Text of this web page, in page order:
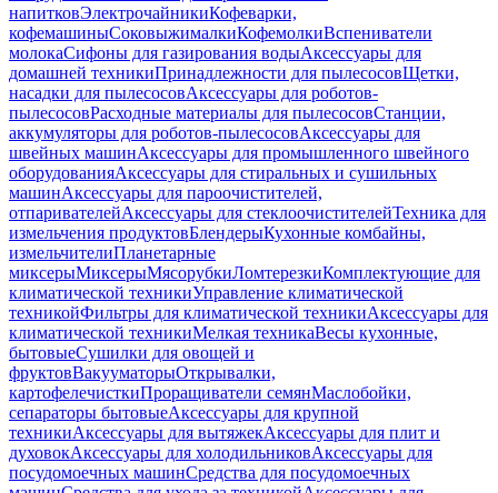
напитковЭлектрочайникиКофеварки,
кофемашиныСоковыжималкиКофемолкиВспениватели
молокаСифоны для газирования водыАксессуары для
домашней техникиПринадлежности для пылесосовЩетки,
насадки для пылесосовАксессуары для роботов-
пылесосовРасходные материалы для пылесосовСтанции,
аккумуляторы для роботов-пылесосовАксессуары для
швейных машинАксессуары для промышленного швейного
оборудованияАксессуары для стиральных и сушильных
машинАксессуары для пароочистителей,
отпаривателейАксессуары для стеклоочистителейТехника для
измельчения продуктовБлендерыКухонные комбайны,
измельчителиПланетарные
миксерыМиксерыМясорубкиЛомтерезкиКомплектующие для
климатической техникиУправление климатической
техникойФильтры для климатической техникиАксессуары для
климатической техникиМелкая техникаВесы кухонные,
бытовыеСушилки для овощей и
фруктовВакууматорыОткрывалки,
картофелечисткиПроращиватели семянМаслобойки,
сепараторы бытовыеАксессуары для крупной
техникиАксессуары для вытяжекАксессуары для плит и
духовокАксессуары для холодильниковАксессуары для
посудомоечных машинСредства для посудомоечных